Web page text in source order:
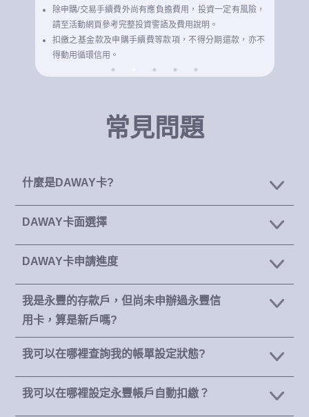
常見問題
什麼是DAWAY卡?
DAWAY卡面選擇
DAWAY卡申請進度
我是永豐的存款戶，但尚未申辦過永豐信
用卡，算是新戶嗎?
我可以在哪裡查詢我的帳單設定狀態?
我可以在哪裡設定永豐帳戶自動扣繳？